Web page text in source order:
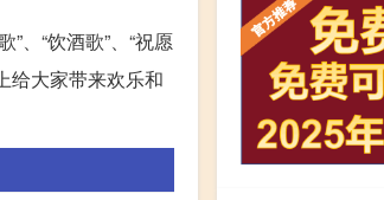
、“饮酒歌”、“祝愿
给大家带来欢乐和